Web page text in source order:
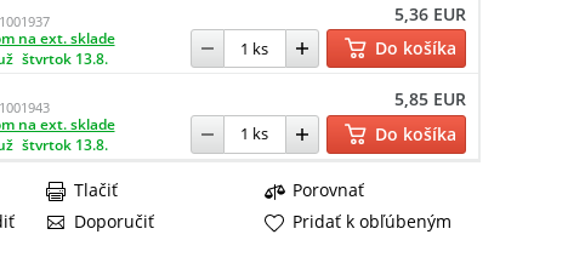
5,36 EUR
na ext. sklade
štvrtok 13.8.
Do košíka
5,85 EUR
na ext. sklade
štvrtok 13.8. Do košíka
Porovnať
Doporučiť
Tlačiť
Pridať k obľúbeným